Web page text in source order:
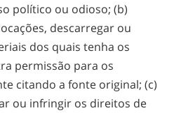
político ou odioso; (b)
descarregar ou
dos quais tenha os
permissão para os
citando a fonte original; (c)
ou infringir os direitos de